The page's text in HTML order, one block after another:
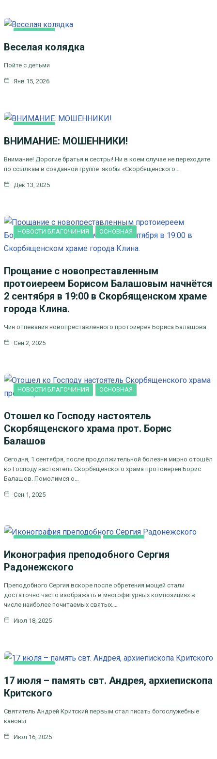
Веселая колядка
Пойте с детьми
Янв 15, 2026
ВНИМАНИЕ: МОШЕННИКИ!
Внимание! Дорогие братья и сестры! Ни в коем случае не переходите
по ссылкам в созданной группе якобы «Скорбященского…
Дек 13, 2025
НОВОСТИ БЛАГОЧИНИЯ ОСНОВНАЯ
Прощание с новопреставленным
протоиереем Борисом Балашовым начнётся
2 сентября в 19:00 в Скорбященском храме
города Клина.
Чин отпевания новопреставленного протоиерея Бориса Балашова
Сен 2, 2025
НОВОСТИ БЛАГОЧИНИЯ ОСНОВНАЯ
Отошел ко Господу настоятель
Скорбященского храма прот. Борис
Балашов
Сегодня, 1 сентября, после продолжительной болезни мирно отошёл
ко Господу настоятель Скорбященского храма протоиерей Борис
Балашов. Помолимся о…
Сен 1, 2025
Иконография преподобного Сергия
Радонежского
Преподобного Сергия вскоре после обретения мощей стали
достаточно часто изображать в многофигурных композициях в
числе наиболее почитаемых святых.…
Июл 18, 2025
17 июля – память свт. Андрея, архиепископа
Критского
Святитель Андрей Критский первым стал писать богослужебные
каноны
Июл 16, 2025